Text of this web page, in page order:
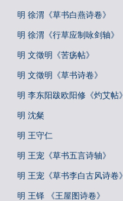
明 徐渭《草书白燕诗卷》
明 徐渭《行草应制咏剑轴》
明 文徵明《苦疡帖》
明 文徵明《草书诗卷》
明 李东阳跋欧阳修《灼艾帖》
明 沈粲
明 王守仁
明 王宠《草书五言诗轴》
明 王宠《草书李白古风诗卷》
明 王铎 《王屋图诗卷》